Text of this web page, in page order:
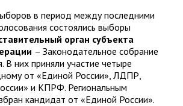
в период между последними
состоялись выборы
орган субъекта
– Законодательное собрание
В них приняли участие четыре
от «Единой России», ЛДПР,
и КПРФ. Региональным
кандидат от «Единой России».